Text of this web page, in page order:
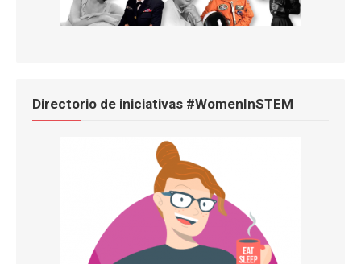
Directorio de iniciativas #WomenInSTEM